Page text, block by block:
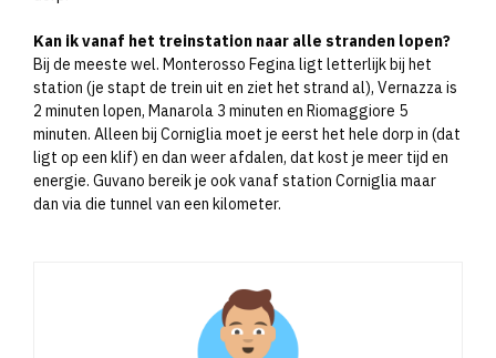
Kan ik vanaf het treinstation naar alle stranden lopen?
Bij de meeste wel. Monterosso Fegina ligt letterlijk bij het
station (je stapt de trein uit en ziet het strand al), Vernazza is
2 minuten lopen, Manarola 3 minuten en Riomaggiore 5
minuten. Alleen bij Corniglia moet je eerst het hele dorp in (dat
ligt op een klif) en dan weer afdalen, dat kost je meer tijd en
energie. Guvano bereik je ook vanaf station Corniglia maar
dan via die tunnel van een kilometer.